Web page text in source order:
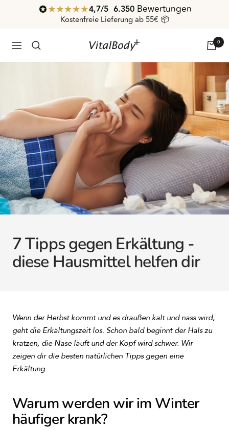
4,7/ 5 6.350 Bewertungen
Kostenfreie Lieferung ab 55€ 📦
Navigation VitalBodyPLUS.de 0
7 Tipps gegen Erkältung -
diese Hausmittel helfen dir
Wenn der Herbst kommt und es draußen kalt und nass wird,
geht die Erkältungszeit los. Schon bald beginnt der Hals zu
kratzen, die Nase läuft und der Kopf wird schwer. Wir
zeigen dir die besten natürlichen Tipps gegen eine
Erkältung.
Warum werden wir im Winter
häufiger krank?